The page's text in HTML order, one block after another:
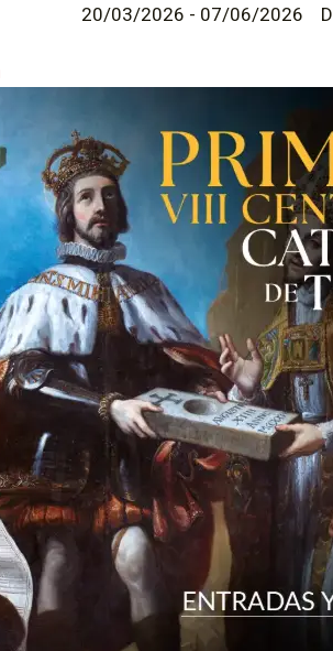
20/03/2026 - 07/06/2026